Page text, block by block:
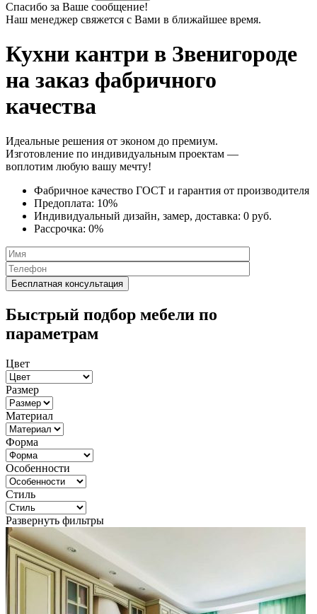
Спасибо за Ваше сообщение!
Наш менеджер свяжется с Вами в ближайшее время.
Кухни кантри в Звенигороде
на заказ фабричного
качества
Идеальные решения от эконом до премиум.
Изготовление по индивидуальным проектам —
воплотим любую вашу мечту!
Фабричное качество ГОСТ и гарантия от производителя
Предоплата: 10%
Индивидуальный дизайн, замер, доставка: 0 руб.
Рассрочка: 0%
Быстрый подбор мебели по
параметрам
Цвет
Размер
Материал
Форма
Особенности
Стиль
Развернуть фильтры